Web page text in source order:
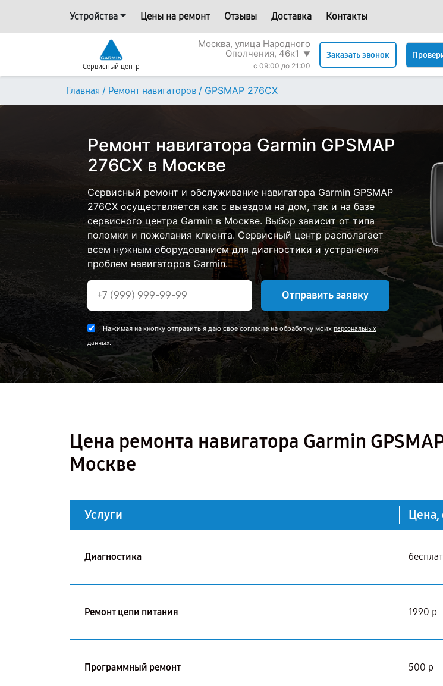
Устройства Цены на ремонт Отзывы Доставка Контакты
Сервисный центр
Москва, улица Народного
Ополчения, 46к1
▼
c 09:00 до 21:00
Заказать звонок
Главная / Ремонт навигаторов / GPSMAP 276CX
Ремонт навигатора Garmin GPSMAP
276CX в Москве
Сервисный ремонт и обслуживание навигатора Garmin GPSMAP
276CX осуществляется как с выездом на дом, так и на базе
сервисного центра Garmin в Москве. Выбор зависит от типа
поломки и пожелания клиента. Сервисный центр располагает
всем нужным оборудованием для диагностики и устранения
проблем навигаторов Garmin.
Отправить заявку
Нажимая на кнопку отправить я даю свое согласие на обработку моих персональных
данных.
Цена ремонта навигатора Garmin
Москве
Услуги Цена,
Диагностика
Ремонт цепи питания 1990 р
Программный ремонт 500 р